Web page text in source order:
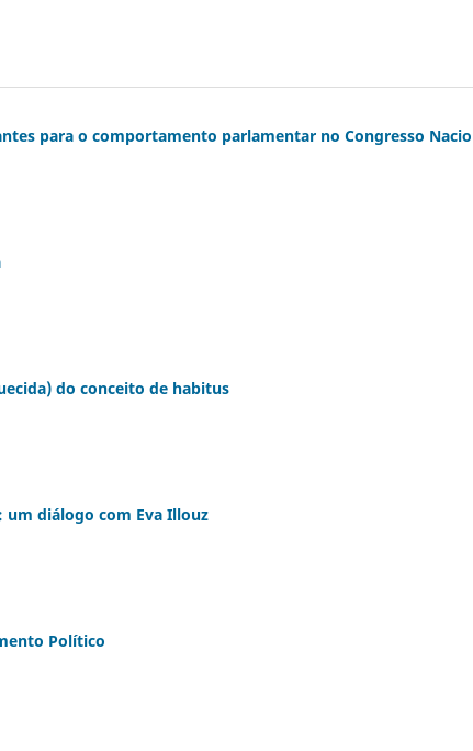
para o comportamento parlamentar no Congresso
do conceito de habitus
diálogo com Eva Illouz
Político